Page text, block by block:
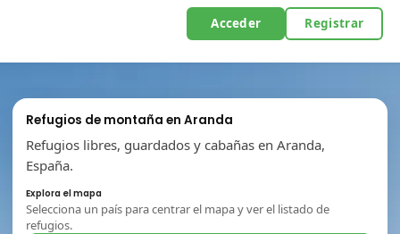
Acceder Registrar
Refugios de montaña en Aranda
Refugios libres, guardados y cabañas en Aranda,
España.
Explora el mapa
Selecciona un país para centrar el mapa y ver el listado de
refugios.